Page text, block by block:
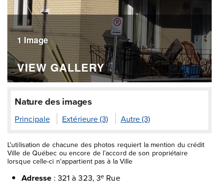
1 Image
VIEW GALLERY
Nature des images
Principale Extérieure (3) Autre (3)
L'utilisation de chacune des photos requiert la mention du crédit
Ville de Québec ou encore de l’accord de son propriétaire
lorsque celle-ci n'appartient pas à la Ville
Adresse : 321 à 323, 3e Rue